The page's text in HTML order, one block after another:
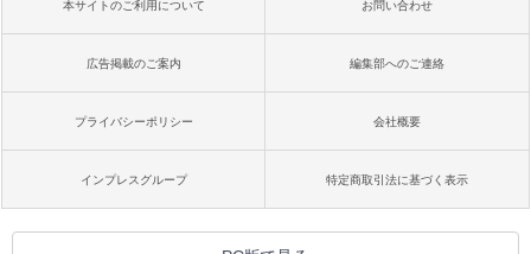
本サイトのご利用について お問い合わせ
広告掲載のご案内 編集部へのご連絡
プライバシーポリシー 会社概要
インプレスグループ 特定商取引法に基づく表示